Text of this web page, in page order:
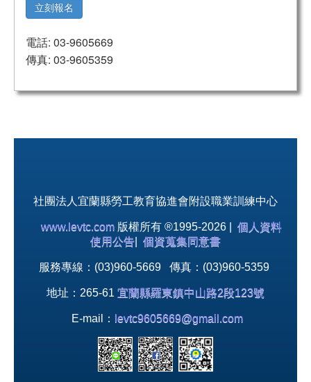
立刻報名
電話: 03-9605669
傳真: 03-9605359
社團法人宜蘭縣勞工教育協進會附設職業訓練中心
www.levtc.com 版權所有 ®1995-2026 | 個人資料
使用公告
個資蒐集同意書
服務專線：(03)960-5669 傳真：(03)960-5359
地址：265-61 宜蘭縣羅東鎮中山路2段123號
E-mail： levtc9605669@gmail.com